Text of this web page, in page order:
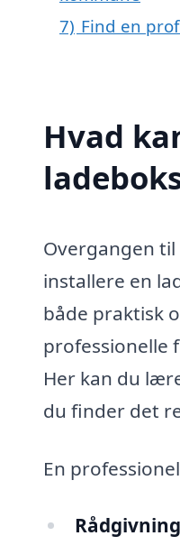
7) Find en
Hvad
Overgangen
installere en
både praktisk
professionelle
Her kan du
du finder det
En